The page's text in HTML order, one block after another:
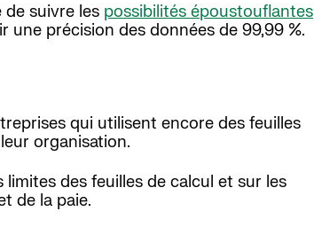
suivre les possibilités époustouflantes
précision des données de 99,99 %.
qui utilisent encore des feuilles
organisation.
des feuilles de calcul et sur les
de la paie.